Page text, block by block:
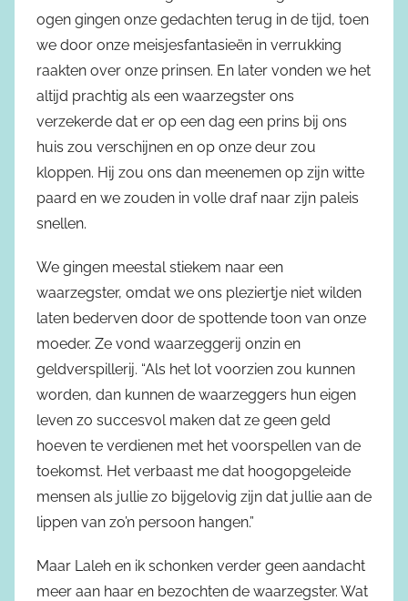
ogen gingen onze gedachten terug in de tijd, toen
we door onze meisjesfantasieën in verrukking
raakten over onze prinsen. En later vonden we het
altijd prachtig als een waarzegster ons
verzekerde dat er op een dag een prins bij ons
huis zou verschijnen en op onze deur zou
kloppen. Hij zou ons dan meenemen op zijn witte
paard en we zouden in volle draf naar zijn paleis
snellen.
We gingen meestal stiekem naar een
waarzegster, omdat we ons pleziertje niet wilden
laten bederven door de spottende toon van onze
moeder. Ze vond waarzeggerij onzin en
geldverspillerij. “Als het lot voorzien zou kunnen
worden, dan kunnen de waarzeggers hun eigen
leven zo succesvol maken dat ze geen geld
hoeven te verdienen met het voorspellen van de
toekomst. Het verbaast me dat hoogopgeleide
mensen als jullie zo bijgelovig zijn dat jullie aan de
lippen van zo’n persoon hangen.”
Maar Laleh en ik schonken verder geen aandacht
meer aan haar en bezochten de waarzegster. Wat